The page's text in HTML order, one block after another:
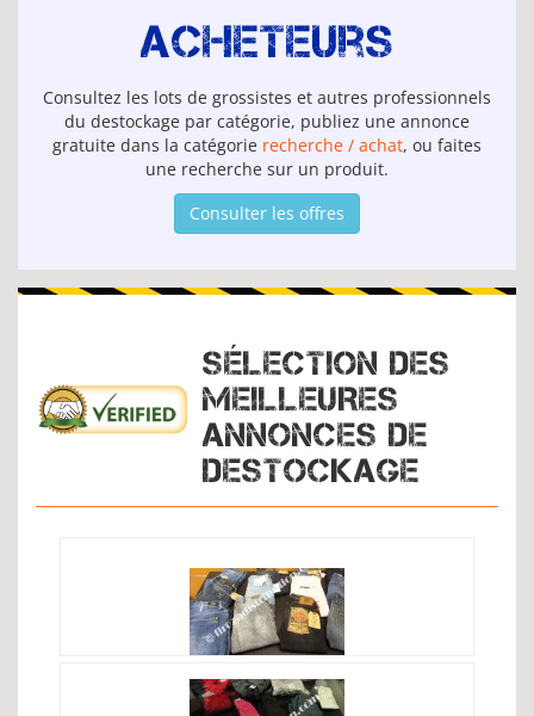
Acheteurs
Consultez les lots de grossistes et autres professionnels
du destockage par catégorie, publiez une annonce
gratuite dans la catégorie recherche / achat, ou faites
une recherche sur un produit.
Consulter les offres
SÉLECTION DES
MEILLEURES
ANNONCES DE
DESTOCKAGE